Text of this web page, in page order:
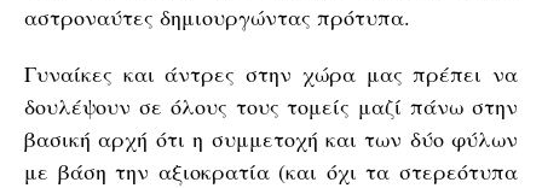
αστροναύτες δημιουργώντας πρότυπα.
Γυναίκες και άντρες στην χώρα μας πρέπει να
δουλέψουν σε όλους τους τομείς μαζί πάνω στην
βασική αρχή ότι η συμμετοχή και των δύο φύλων
με βάση την αξιοκρατία (και όχι τα στερεότυπα